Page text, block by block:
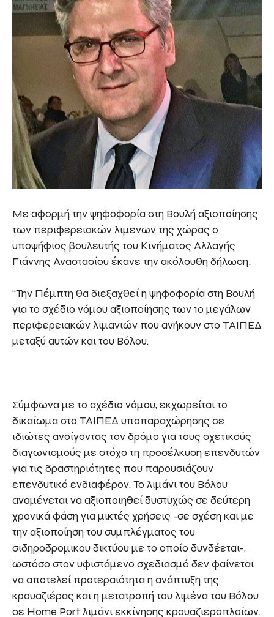
Με αφορμή την ψηφοφορία στη Βουλή αξιοποίησης
των περιφερειακών λιμενων της χώρας ο
υποψήφιος βουλευτής του Κινήματος Αλλαγής
Γιάννης Αναστασίου έκανε την ακόλουθη δήλωση:
“Την Πέμπτη θα διεξαχθεί η ψηφοφορία στη Βουλή
για το σχέδιο νόμου αξιοποίησης των 10 μεγάλων
περιφερειακών λιμανιών που ανήκουν στο ΤΑΙΠΕΔ
μεταξύ αυτών και του Βόλου.
Σύμφωνα με το σχέδιο νόμου, εκχωρείται το
δικαίωμα στο ΤΑΙΠΕΔ υποπαραχώρησης σε
ιδιώτες ανοίγοντας τον δρόμο για τους σχετικούς
διαγωνισμούς με στόχο τη προσέλκυση επενδυτών
για τις δραστηριότητες που παρουσιάζουν
επενδυτικό ενδιαφέρον. Το λιμάνι του Βόλου
αναμένεται να αξιοποιηθεί δυστυχώς σε δεύτερη
χρονικά φάση για μικτές χρήσεις -σε σχέση και με
την αξιοποίηση του συμπλέγματος του
σιδηροδρομικου δικτύου με το οποίο δυνδέεται-,
ωστόσο στον υφιστάμενο σχεδιασμό δεν φαίνεται
να αποτελεί προτεραιότητα η ανάπτυξη της
κρουαζιέρας και η μετατροπή του λιμένα του Βόλου
σε Home Port λιμάνι εκκίνησης κρουαζιεροπλοίων.